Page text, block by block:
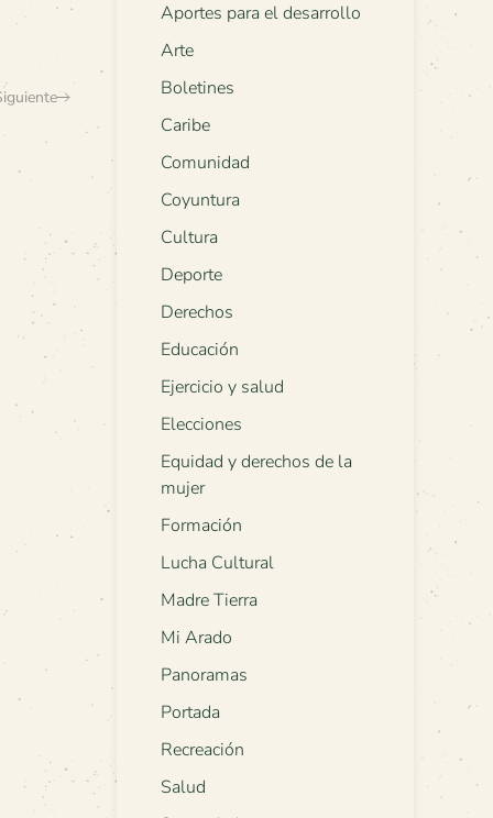
Aportes para el desarrollo
Arte
Boletines
Caribe
Comunidad
Coyuntura
Cultura
Deporte
Derechos
Educación
Ejercicio y salud
Elecciones
Equidad y derechos de la
mujer
Formación
Lucha Cultural
Madre Tierra
Mi Arado
Panoramas
Portada
Recreación
Salud